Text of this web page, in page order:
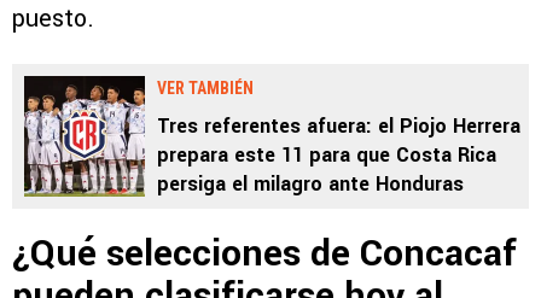
puesto.
VER TAMBIÉN
Tres referentes afuera: el Piojo Herrera
prepara este 11 para que Costa Rica
persiga el milagro ante Honduras
¿Qué selecciones de Concacaf